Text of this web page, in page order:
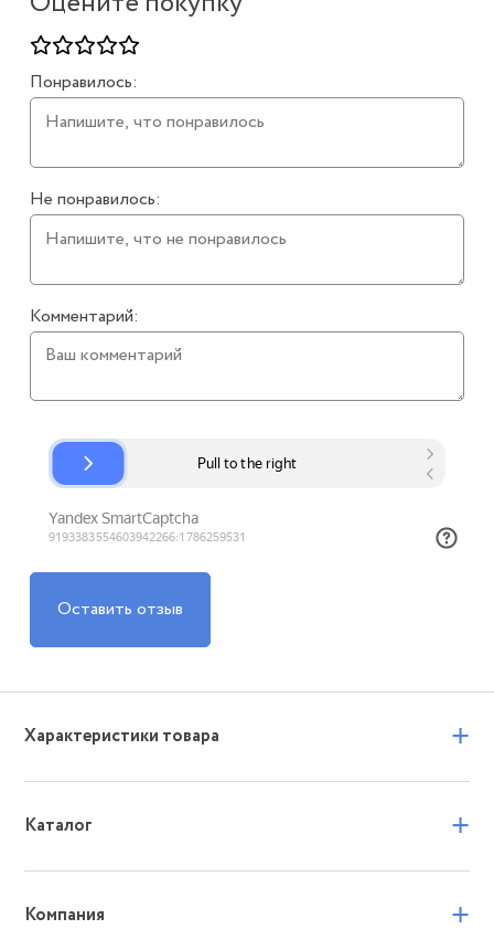
Понравилось:
Не понравилось:
Комментарий:
Оставить отзыв
Характеристики товара +
Каталог +
Компания +